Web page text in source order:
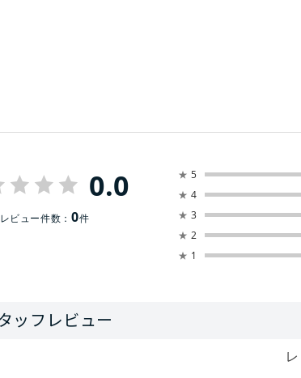
0.0
レビュー件数：0件
★ 5
★ 4
★ 3
★ 2
★ 1